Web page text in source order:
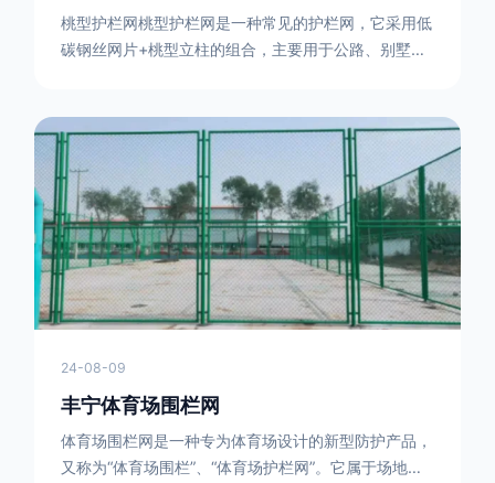
桃型护栏网桃型护栏网是一种常见的护栏网，它采用低
碳钢丝网片+桃型立柱的组合，主要用于公路、别墅小
型，安装方便。桃型护栏网的安装方法如下：先固定
17631598285根色谱柱，然后将网格钩在此色谱柱
上，然后将第二根色谱柱钩在网格上，然后将其拧紧，
然后类推，一套一套的安装即可。该安装牢固美观，不
会损坏油漆表面 。桃型护栏网使
24-08-09
丰宁体育场围栏网
体育场围栏网是一种专为体育场设计的新型防护产品，
又称为“体育场围栏”、“体育场护栏网”。它属于场地围